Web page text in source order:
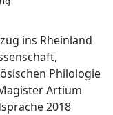
ins Rheinland
Philologie
Artium
2018